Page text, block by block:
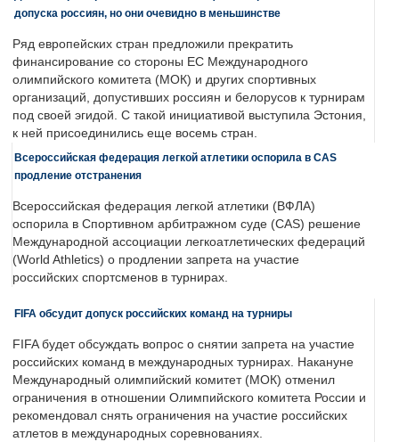
допуска россиян, но они очевидно в меньшинстве
Ряд европейских стран предложили прекратить
финансирование со стороны ЕС Международного
олимпийского комитета (МОК) и других спортивных
организаций, допустивших россиян и белорусов к турнирам
под своей эгидой. С такой инициативой выступила Эстония,
к ней присоединились еще восемь стран.
Всероссийская федерация легкой атлетики оспорила в CAS
продление отстранения
Всероссийская федерация легкой атлетики (ВФЛА)
оспорила в Спортивном арбитражном суде (CAS) решение
Международной ассоциации легкоатлетических федераций
(World Athletics) о продлении запрета на участие
российских спортсменов в турнирах.
FIFA обсудит допуск российских команд на турниры
FIFA будет обсуждать вопрос о снятии запрета на участие
российских команд в международных турнирах. Накануне
Международный олимпийский комитет (МОК) отменил
ограничения в отношении Олимпийского комитета России и
рекомендовал снять ограничения на участие российских
атлетов в международных соревнованиях.